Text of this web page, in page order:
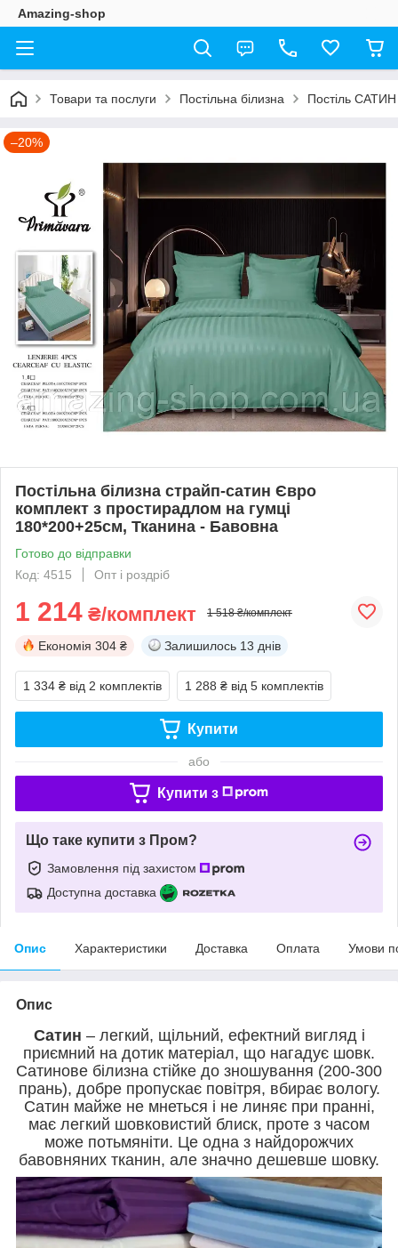
Amazing-shop
Товари та послуги Постільна білизна Постіль САТИН
–20%
Постільна білизна страйп-сатин Євро
комплект з простирадлом на гумці
180*200+25см, Тканина - Бавовна
Готово до відправки
Код: 4515
Опт і роздріб
1 214 ₴/комплект 1 518 ₴/комплект
Економія 304 ₴ Залишилось 13 днів
1 334 ₴ від 2 комплектів 1 288 ₴ від 5 комплектів
Купити
або
Купити з
Що таке купити з Пром?
Замовлення під захистом
Доступна доставка
Опис Характеристики Доставка Оплата Умови
Опис
Сатин – легкий, щільний, ефектний вигляд і
приємний на дотик матеріал, що нагадує шовк.
Сатинове білизна стійке до зношування (200-300
прань), добре пропускає повітря, вбирає вологу.
Сатин майже не мнеться і не линяє при пранні,
має легкий шовковистий блиск, проте з часом
може потьмяніти. Це одна з найдорожчих
бавовняних тканин, але значно дешевше шовку.